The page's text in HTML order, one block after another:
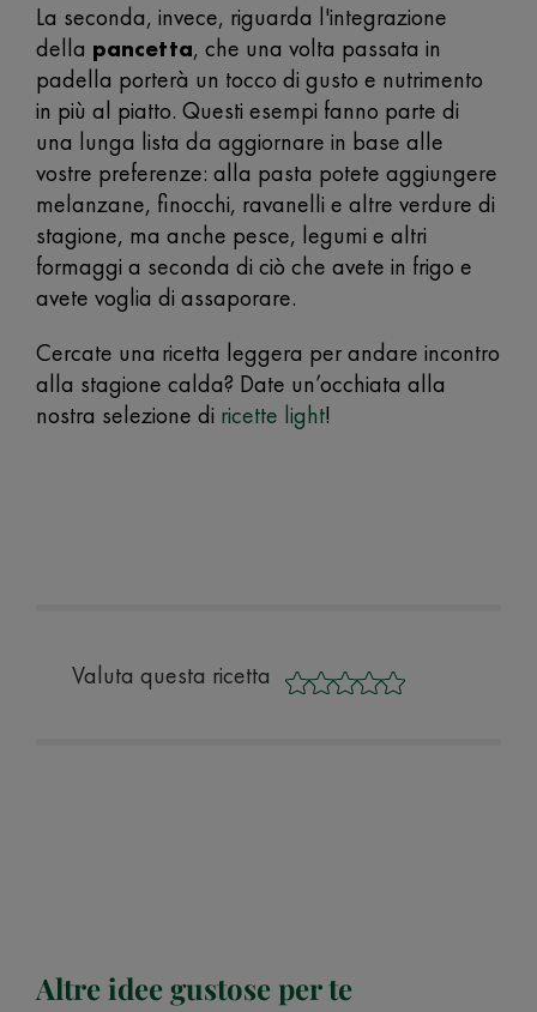
La seconda, invece, riguarda l'integrazione
della pancetta, che una volta passata in
padella porterà un tocco di gusto e nutrimento
in più al piatto. Questi esempi fanno parte di
una lunga lista da aggiornare in base alle
vostre preferenze: alla pasta potete aggiungere
melanzane, finocchi, ravanelli e altre verdure di
stagione, ma anche pesce, legumi e altri
formaggi a seconda di ciò che avete in frigo e
avete voglia di assaporare.
Cercate una ricetta leggera per andare incontro
alla stagione calda? Date un’occhiata alla
nostra selezione di ricette light!
Valuta questa ricetta
Altre idee gustose per te